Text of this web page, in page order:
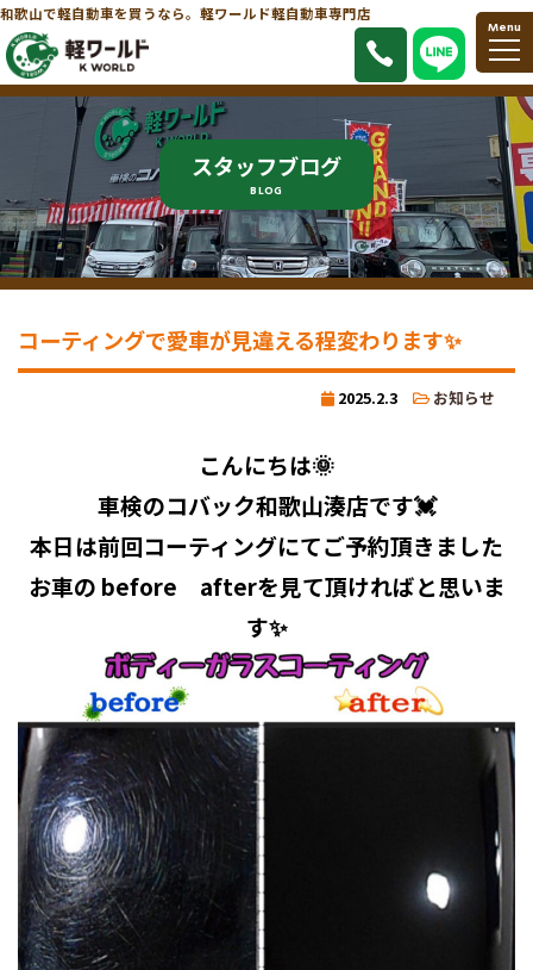
和歌山で軽自動車を買うなら。軽ワールド軽自動車専門店
Menu
スタッフブログ
BLOG
コーティングで愛車が見違える程変わります✨
2025.2.3 お知らせ
こんにちは🌞
車検のコバック和歌山湊店です💓
本日は前回コーティングにてご予約頂きました
お車の before afterを見て頂ければと思いま
す✨